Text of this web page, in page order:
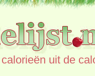
uit de